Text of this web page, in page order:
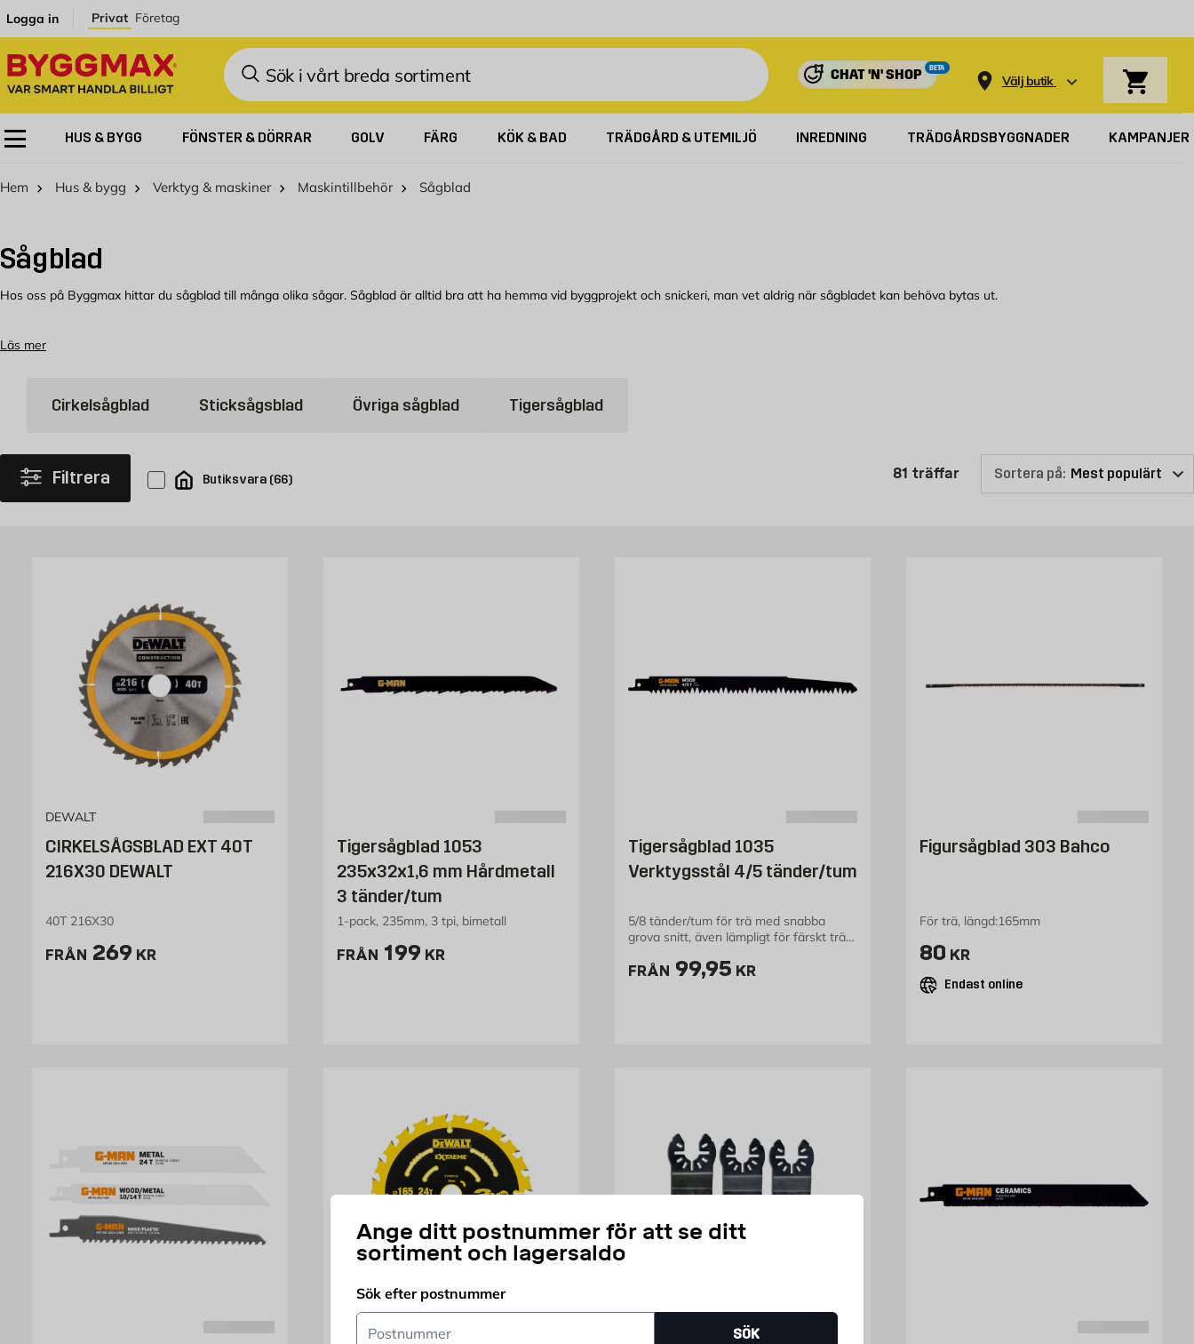
Logga in Privat Företag
Sök
CHAT 'N' SHOP
BETA
Välj butik
Ange ditt postnummer för att se ditt
sortiment och lagersaldo
Sök efter postnummer
Postnummer
SÖK
HUS & BYGG FÖNSTER & DÖRRAR GOLV FÄRG KÖK & BAD TRÄDGÅRD & UTEMILJÖ INREDNING TRÄDGÅRDSBYGGNADER KAMPANJER
Hem Hus & bygg Verktyg & maskiner Maskintillbehör Sågblad
Sågblad
Hos oss på Byggmax hittar du sågblad till många olika sågar. Sågblad är alltid bra att ha hemma vid byggprojekt och snickeri, man vet aldrig när sågbladet kan behöva bytas ut.
Olika typer av sågblad
passar till finare sågning med detaljer i träet.
Köp sågblad hos Byggmax
Välkommen att kolla in vårt sortiment av sågblad som du kan köpa bekvämt från Byggmax. Kom in till din närmsta Byggmax-butik eller kolla här online för att se vilka olika sågblad som vi kan erbjuda.
Läs mer
Cirkelsågblad Sticksågsblad Övriga sågblad Tigersågblad
Filtrera Butiksvara (66) 81 träffarProduktlistan är uppdaterad:
Sortera på:
DEWALT
CIRKELSÅGSBLAD EXT 40T
216X30 DEWALT
40T 216X30
FRÅN Pris 269 kr
269 KR
Tigersågblad 1053
235x32x1,6 mm Hårdmetall
3 tänder/tum
1-pack, 235mm, 3 tpi, bimetall
FRÅN Pris 199 kr
199 KR
Tigersågblad 1035
Verktygsstål 4/5 tänder/tum
5/8 tänder/tum för trä med snabba
grova snitt, även lämpligt för färskt trä
FRÅN Pris 99.95 kr
99,95 KR
Figursågblad 303 Bahco
För trä, längd:165mm
Pris 80 kr
80 KR
Endast online
DEWALT